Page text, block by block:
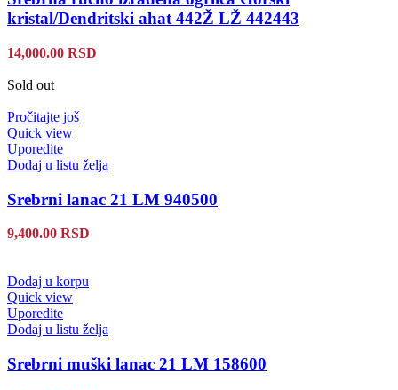
kristal/Dendritski ahat 442Ž LŽ 442443
14,000.00 RSD
Sold out
Pročitajte još
Quick view
Uporedite
Dodaj u listu želja
Srebrni lanac 21 LM 940500
9,400.00 RSD
Dodaj u korpu
Quick view
Uporedite
Dodaj u listu želja
Srebrni muški lanac 21 LM 158600